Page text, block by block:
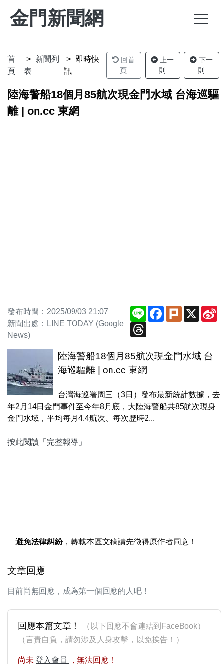
金門新聞網
首
頁
新聞列
表
即時快
訊
回首
頁
上一
則
下一
則
陸海警船18個月85航次現金門水域 台海巡驅
離 | on.cc 東網
發布時間：2025/09/03 21:07
新聞出處：LINE TODAY (Google
News)
Line Facebook
PlurkX
Threads
陸海警船18個月85航次現金門水域 台
海巡驅離 | on.cc 東網
台灣海巡署周三（3日）發布最新統計數據，去
年2月14日金門事件至今年8月底，大陸海警船共85航次現身
金門水域，平均每月4.4航次、每次歷時2...
按此閱讀「完整報導」
避免法律糾紛，轉載本區文稿請先徵得原作者同意！
文章回應
目前尚無回應，成為第一個回應的人吧！
回應本篇文章！
（以下回應不會連結到FaceBook）
（言責自負，請勿涉及人身攻擊，以免挨告！）
尚未 登入會員 ，無法回應！